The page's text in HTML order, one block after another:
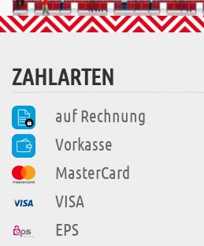
ZAHLARTEN
auf Rechnung
Vorkasse
MasterCard
VISA
EPS